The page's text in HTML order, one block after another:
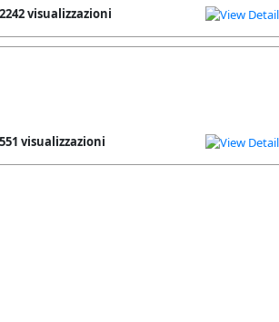
visualizzazioni
visualizzazioni